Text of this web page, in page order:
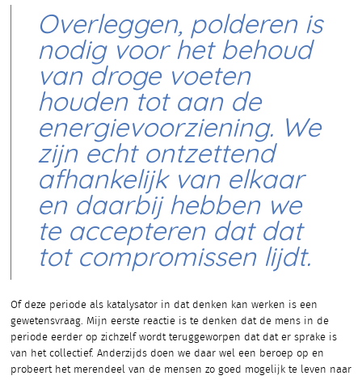
Overleggen, polderen is
nodig voor het behoud
van droge voeten
houden tot aan de
energievoorziening. We
zijn echt ontzettend
afhankelijk van elkaar
en daarbij hebben we
te accepteren dat dat
tot compromissen lijdt.
Of deze periode als katalysator in dat denken kan werken is een
gewetensvraag. Mijn eerste reactie is te denken dat de mens in de
periode eerder op zichzelf wordt teruggeworpen dat dat er sprake is
van het collectief. Anderzijds doen we daar wel een beroep op en
probeert het merendeel van de mensen zo goed mogelijk te leven naar